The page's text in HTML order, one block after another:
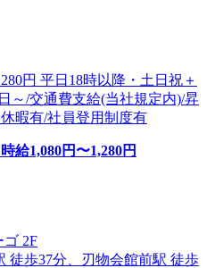
円 平日18時以降・土日祝＋
～/交通費支給(当社規定内)/昇
暇有/社員登用制度有
時給1,080円〜1,280円
ゴ 2F
徒歩37分、刃物会館前駅 徒歩